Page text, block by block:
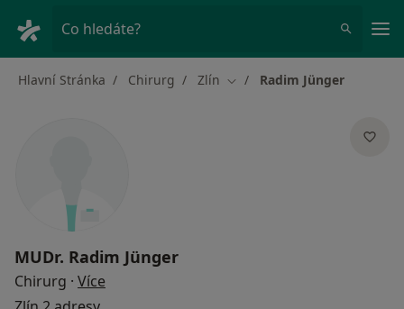
Co hledáte?
Hlavní Stránka Chirurg Zlín Změna města
Radim Jünger
MUDr. Radim Jünger
Chirurg · Více